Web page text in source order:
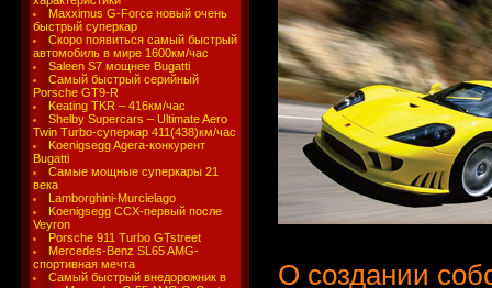
Maxximus G-Force новый очень
быстрый суперкар
Скоро появиться самый быстрый
автомобиль в мире 1600км/час
Saleen S7 мощнее Bugatti
Самый быстрый серийный
Porsche GT9-R
Keating TKR – 416км/час
Shelby Supercars – Ultimate Aero
Twin Turbo-суперкар 411(438)км/час
Koenigsegg Agera-конкурент
Bugatti
Самые мощные суперкары 21
века
Lamborghini-Murcielago
Koenigsegg CCX-первый после
Veyron
Porsche 911 Turbo GTstreet
Mercedes-Benz SL65 AMG-
спортивная мечта
Самый быстрый внедорожник в
О создании